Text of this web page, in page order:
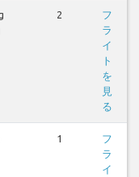
2
フ
ラ
イ
ト
を
見
る
1
フ
ラ
イ